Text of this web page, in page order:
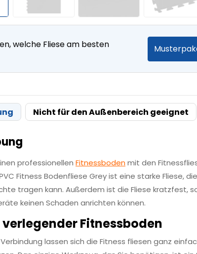
welche Fliese am besten
Nicht für den Außenbereich geeignet
professionellen Fitnessbodenmit den
Fitness Bodenfliese Grey ist eine starke Fliese,
tragen kann. Außerdem ist die Fliese kratzfest,
keinen Schaden anrichten können.
verlegender Fitnessboden
lassen sich die Fitness fliesen ganz